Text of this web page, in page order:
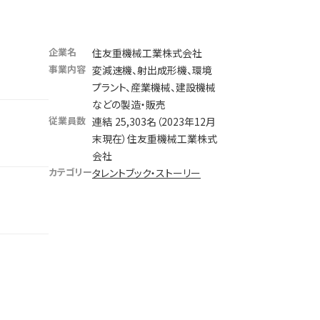
企業名 住友重機械工業株式会社
事業内容 変減速機、射出成形機、環境
プラント、産業機械、建設機械
などの製造・販売
従業員数 連結 25,303名（2023年12月
末現在）住友重機械工業株式
会社
カテゴリータレントブック・ストーリー